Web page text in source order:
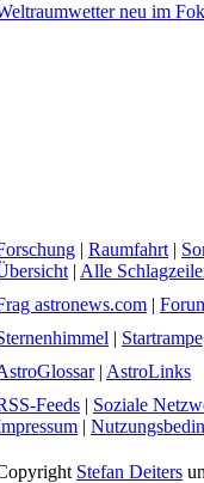
neu im
| Raumfahrt |
| Alle
astronews.com |
| Startrampe
| AstroLinks
Feeds | Soziale
|
Stefan Deiters